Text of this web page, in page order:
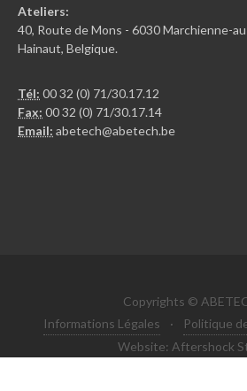
Ateliers:
40, Route de Mons - 6030 Marchienne-
Hainaut, Belgique.
Tél: 00 32 (0) 71/30.17.12
Fax: 00 32 (0) 71/30.17.14
Email: abetech@abetech.be
Copyrights ©
Informations Légales
· Politique
Website: Aftershock